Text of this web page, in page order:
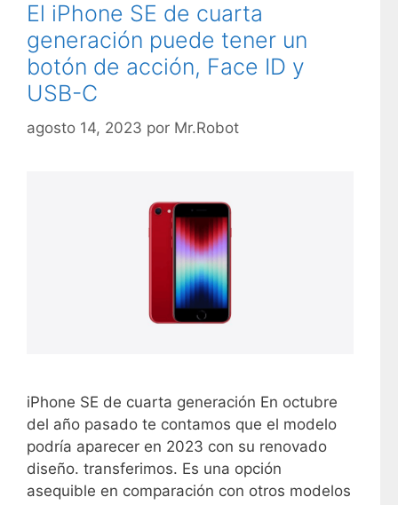
o
r
í
a
El iPhone SE de cuarta
generación puede tener un
botón de acción, Face ID y
USB-C
agosto 14, 2023 por Mr.Robot
iPhone SE de cuarta generación En octubre
del año pasado te contamos que el modelo
podría aparecer en 2023 con su renovado
diseño. transferimos. Es una opción
asequible en comparación con otros modelos